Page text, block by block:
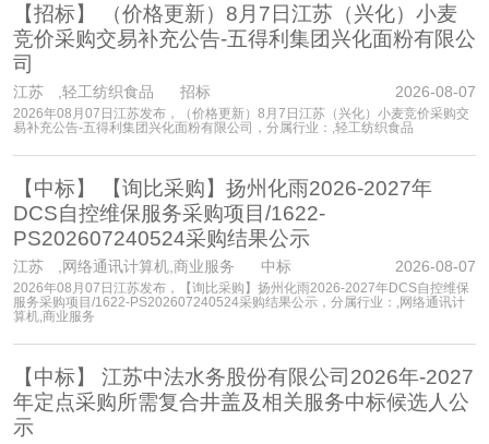
【招标】
（价格更新）8月7日江苏（兴化）小麦
竞价采购交易补充公告-五得利集团兴化面粉有限公
司
江苏 ,轻工纺织食品 招标 2026-08-07
2026年08月07日江苏发布，（价格更新）8月7日江苏（兴化）小麦竞价采购交
易补充公告-五得利集团兴化面粉有限公司，分属行业：,轻工纺织食品
【中标】
【询比采购】扬州化雨2026-2027年
DCS自控维保服务采购项目/1622-
PS202607240524采购结果公示
江苏 ,网络通讯计算机,商业服务 中标 2026-08-07
2026年08月07日江苏发布，【询比采购】扬州化雨2026-2027年DCS自控维保
服务采购项目/1622-PS202607240524采购结果公示，分属行业：,网络通讯计
算机,商业服务
【中标】 江苏中法水务股份有限公司2026年-2027
年定点采购所需复合井盖及相关服务中标候选人公
示